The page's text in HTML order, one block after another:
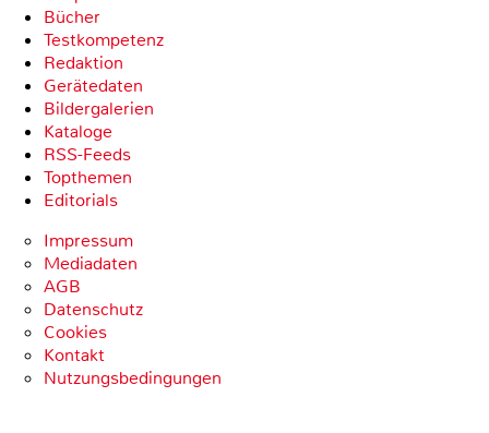
Bücher
Testkompetenz
Redaktion
Gerätedaten
Bildergalerien
Kataloge
RSS-Feeds
Topthemen
Editorials
Impressum
Mediadaten
AGB
Datenschutz
Cookies
Kontakt
Nutzungsbedingungen